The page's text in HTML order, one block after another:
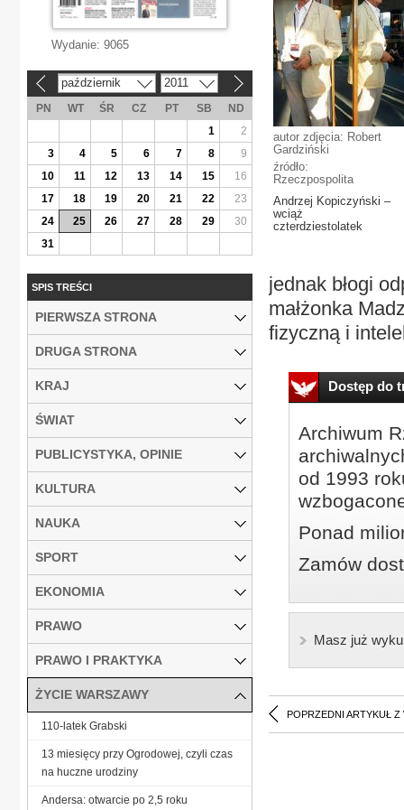
autor zdjęcia: Robert
Gardziński
źródło:
Rzeczpospolita
Andrzej Kopiczyński –
wciąż
czterdziestolatek
jednak błogi
małżonka
fizyczną i
Dostęp do
Archiwum
od 1993
Ponad
Zamów
Masz już
POPRZEDNI ARTYKUŁ Z
Wydanie: 9065
październik 2011
PN WT ŚR CZ PT SB
ND
1
2
3
4 5 6 7 8
9
10
11 12 13 14 15
16
17
18 19 20 21 22
23
24
25 26 27 28 29
30
31
SPIS TREŚCI
PIERWSZA STRONA
DRUGA STRONA
KRAJ
ŚWIAT
PUBLICYSTYKA, OPINIE
KULTURA
NAUKA
SPORT
EKONOMIA
PRAWO
PRAWO I PRAKTYKA
ŻYCIE WARSZAWY
110-latek Grabski
13 miesięcy przy Ogrodowej, czyli czas
na huczne urodziny
Andersa: otwarcie po 2,5 roku